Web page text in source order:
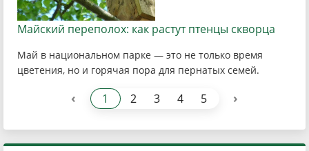
Майский переполох: как растут птенцы скворца
Май в национальном парке — это не только время
цветения, но и горячая пора для пернатых семей.
‹ 1 2 3 4 5 ›